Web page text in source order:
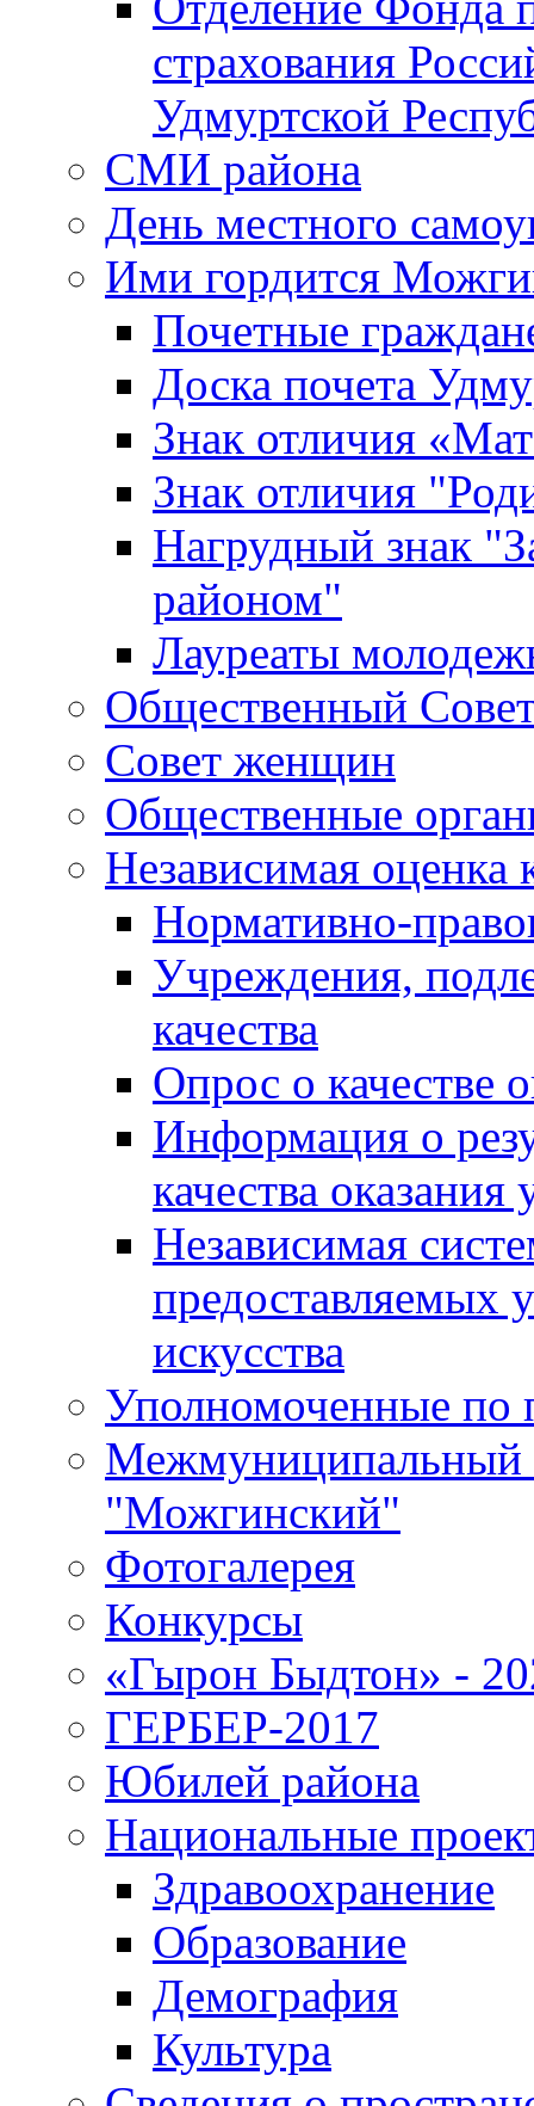
страхования
Удмуртской
СМИ района
День местного
Ими гордится
Почетные
Доска почета
Знак отличия
Знак отличия
Нагрудный знак
районом"
Лауреаты
Общественный
Совет женщин
Общественные
Независимая оценка
Нормативно-
Учреждения,
качества
Опрос о качестве
Информация о
качества оказания
Независимая
предоставляемых
искусства
Уполномоченные по
Межмуниципальный
"Можгинский"
Фотогалерея
Конкурсы
«Гырон Быдтон» -
ГЕРБЕР-2017
Юбилей района
Национальные
Здравоохранение
Образование
Демография
Культура